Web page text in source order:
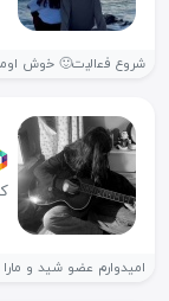
ش‍‌روع ف‍‌ع‍‌ال‍‌ی‍‌ت🙂 خ‍‌وش
امیدوارم عضو شید و